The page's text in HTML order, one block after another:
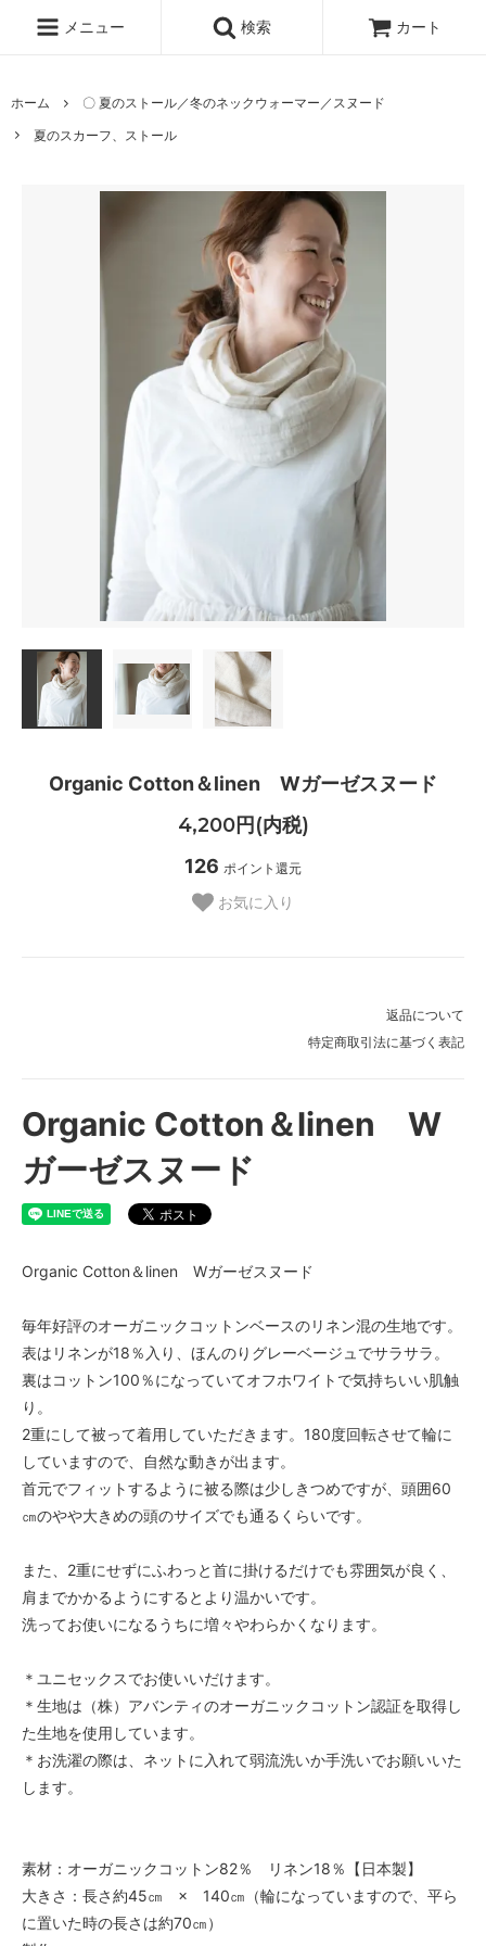
メニュー 検索 カート
ホーム
〇 夏のストール／冬のネックウォーマー／スヌード
夏のスカーフ、ストール
Organic Cotton＆linen Wガーゼスヌード
4,200円(内税)
126 ポイント還元
お気に入り
返品について
特定商取引法に基づく表記
Organic Cotton＆linen W
ガーゼスヌード
Organic Cotton＆linen Wガーゼスヌード
毎年好評のオーガニックコットンベースのリネン混の生地です。
表はリネンが18％入り、ほんのりグレーベージュでサラサラ。
裏はコットン100％になっていてオフホワイトで気持ちいい肌触
り。
2重にして被って着用していただきます。180度回転させて輪に
していますので、自然な動きが出ます。
首元でフィットするように被る際は少しきつめですが、頭囲60
㎝のやや大きめの頭のサイズでも通るくらいです。
また、2重にせずにふわっと首に掛けるだけでも雰囲気が良く、
肩までかかるようにするとより温かいです。
洗ってお使いになるうちに増々やわらかくなります。
＊ユニセックスでお使いいだけます。
＊生地は（株）アバンティのオーガニックコットン認証を取得し
た生地を使用しています。
＊お洗濯の際は、ネットに入れて弱流洗いか手洗いでお願いいた
します。
素材：オーガニックコットン82％ リネン18％【日本製】
大きさ：長さ約45㎝ × 140㎝（輪になっていますので、平ら
に置いた時の長さは約70㎝）